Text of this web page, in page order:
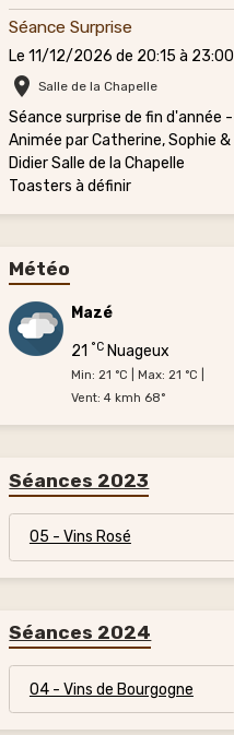
Séance Surprise
Le 11/12/2026 de 20:15 à 23:00
Salle de la Chapelle
Séance surprise de fin d'année -
Animée par Catherine, Sophie &
Didier Salle de la Chapelle
Toasters à définir
Météo
Mazé
21 °C Nuageux
Min: 21 °C | Max: 21 °C |
Vent: 4 kmh 68°
Séances 2023
05 - Vins Rosé
Séances 2024
04 - Vins de Bourgogne